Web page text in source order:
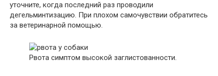
уточните, когда последний раз проводили
дегельминтизацию. При плохом самочувствии обратитесь
за ветеринарной помощью.
Рвота симптом высокой заглистованности.